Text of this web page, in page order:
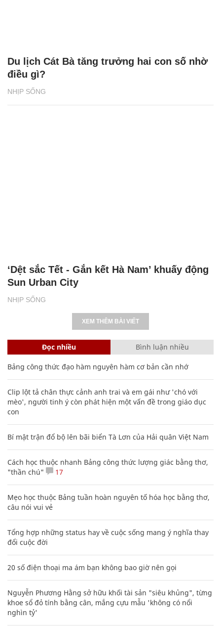
NHỊP SỐNG
Du lịch Cát Bà tăng trưởng hai con số nhờ
điều gì?
NHỊP SỐNG
‘Dệt sắc Tết - Gắn kết Hà Nam’ khuấy động
Sun Urban City
XEM THÊM BÀI VIẾT
Đọc nhiều Bình luận nhiều
Bảng công thức đạo hàm nguyên hàm cơ bản cần nhớ
Clip lột tả chân thực cảnh anh trai và em gái như 'chó với
mèo', người tinh ý còn phát hiện một vấn đề trong giáo dục
con
Bí mật trận đổ bộ lên bãi biển Tà Lơn của Hải quân Việt Nam
Cách học thuộc nhanh Bảng công thức lượng giác bằng thơ,
"thần chú"
17
Mẹo học thuộc Bảng tuần hoàn nguyên tố hóa học bằng thơ,
câu nói vui vẻ
Tổng hợp những status hay về cuộc sống mang ý nghĩa thay
đổi cuộc đời
20 số điện thoại ma ám bạn không bao giờ nên gọi
Nguyễn Phương Hằng sở hữu khối tài sản "siêu khủng", từng
khoe sổ đỏ tính bằng cân, mắng cựu mẫu 'không có nổi
nghìn tỷ'